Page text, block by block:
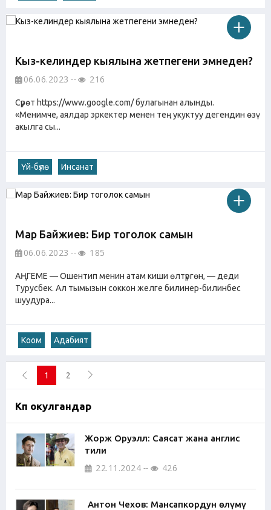
Кыз-келиндер кыялына жетпегени эмнеден?
06.06.2023 216
Cүрөт https://www.google.com/ булагынан алынды.
«Менимче, аялдар эркектер менен тең укуктуу дегендин өзү
акылга сы...
Үй-бүлө Инсанат
Мар Байжиев: Бир тоголок самын
06.06.2023 185
АҢГЕМЕ — Ошентип менин атам киши өлтүргөн, — деди
Турусбек. Ал тымызын соккон желге билинер-билинбес
шуудура...
Коом Адабият
1 2
Көп окулгандар
Жорж Оруэлл: Саясат жана англис
тили
22.11.2024 426
Антон Чехов: Мансапкордун өлүмү